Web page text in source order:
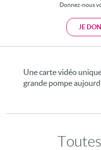
Donnez-nous
JE
Une carte vidéo
grande pompe